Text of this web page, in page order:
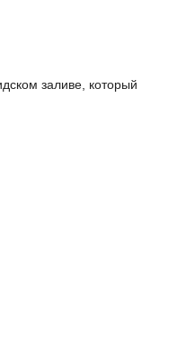
заливе, который